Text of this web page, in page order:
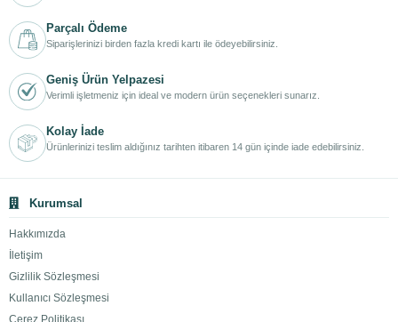
Parçalı Ödeme
Siparişlerinizi birden fazla kredi kartı ile ödeyebilirsiniz.
Geniş Ürün Yelpazesi
Verimli işletmeniz için ideal ve modern ürün seçenekleri sunarız.
Kolay İade
Ürünlerinizi teslim aldığınız tarihten itibaren 14 gün içinde iade edebilirsiniz.
Kurumsal
Hakkımızda
İletişim
Gizlilik Sözleşmesi
Kullanıcı Sözleşmesi
Çerez Politikası